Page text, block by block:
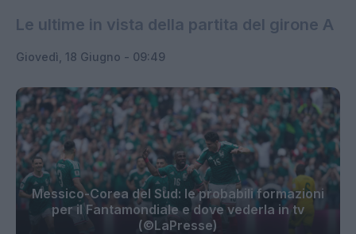
Le ultime in vista della partita del girone A
Giovedì, 18 Giugno - 09:49
Messico-Corea del Sud: le probabili formazioni
per il Fantamondiale e dove vederla in tv
(©LaPresse)